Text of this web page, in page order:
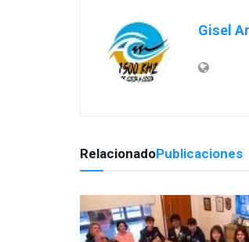
Gisel
RelacionadoPublicaciones